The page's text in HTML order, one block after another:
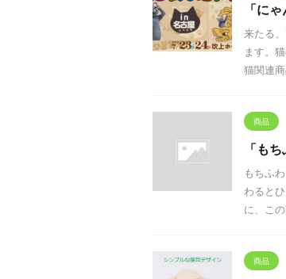
「に
来たる
ます。
猫関連
商品
「も
もちふ
わると
に、こ
商品